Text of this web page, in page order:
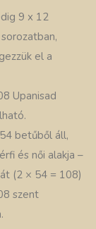
9 x 12
el a
Upanisad
betűből áll,
és női alakja –
(2 × 54 = 108)
szent